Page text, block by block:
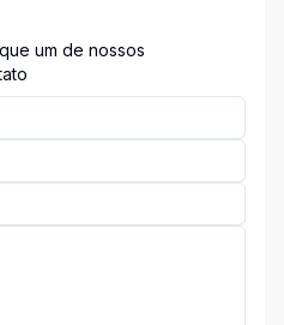
um de nossos